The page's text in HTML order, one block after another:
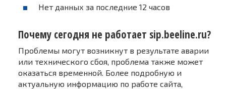
Нет данных за последние 12 часов
Почему сегодня не работает sip.beeline.ru?
Проблемы могут возникнут в результате аварии
или технического сбоя, проблема также может
оказаться временной. Более подробную и
актуальную информацию по работе сайта,